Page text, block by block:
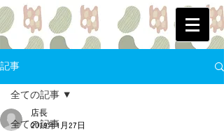
記事
全ての記事
全ての記事
店長
2019年1月27日